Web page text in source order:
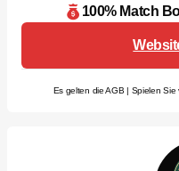
100% Match
Es gelten die AGB | Spielen Sie